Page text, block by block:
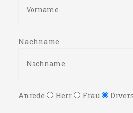
Nachname
Anrede Herr Frau Divers